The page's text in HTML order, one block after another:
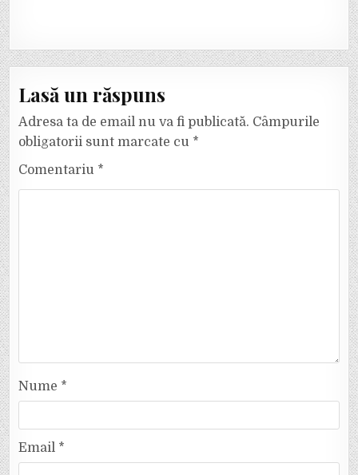
Lasă un răspuns
Adresa ta de email nu va fi publicată. Câmpurile
obligatorii sunt marcate cu *
Comentariu *
Nume *
Email *